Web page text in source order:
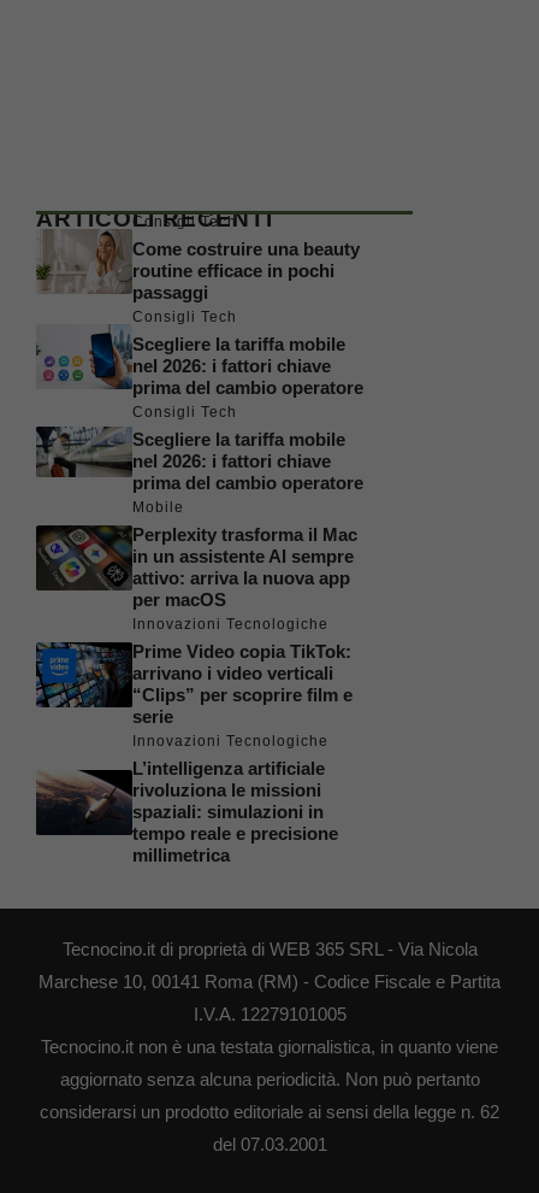
ARTICOLI RECENTI
Consigli Tech
Come costruire una beauty
routine efficace in pochi
passaggi
Consigli Tech
Scegliere la tariffa mobile
nel 2026: i fattori chiave
prima del cambio operatore
Consigli Tech
Scegliere la tariffa mobile
nel 2026: i fattori chiave
prima del cambio operatore
Mobile
Perplexity trasforma il Mac
in un assistente AI sempre
attivo: arriva la nuova app
per macOS
Innovazioni Tecnologiche
Prime Video copia TikTok:
arrivano i video verticali
“Clips” per scoprire film e
serie
Innovazioni Tecnologiche
L’intelligenza artificiale
rivoluziona le missioni
spaziali: simulazioni in
tempo reale e precisione
millimetrica
Tecnocino.it di proprietà di WEB 365 SRL - Via Nicola
Marchese 10, 00141 Roma (RM) - Codice Fiscale e Partita
I.V.A. 12279101005
Tecnocino.it non è una testata giornalistica, in quanto viene
aggiornato senza alcuna periodicità. Non può pertanto
considerarsi un prodotto editoriale ai sensi della legge n. 62
del 07.03.2001